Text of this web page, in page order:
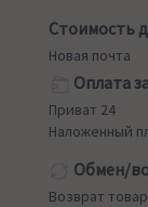
Стоимость
Новая почта
Оплата
Приват 24
Наложенный
Обмен/
Возврат